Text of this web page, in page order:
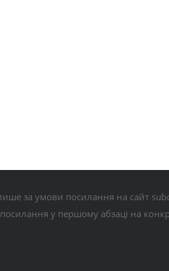
за умови посилання на сайт
у першому абзаці на